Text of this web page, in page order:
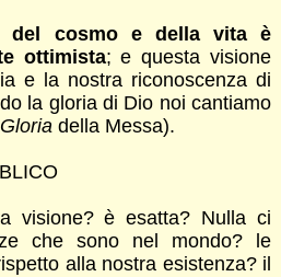
del cosmo e della vita è
ottimista; e questa visione
e la nostra riconoscenza di
la gloria di Dio noi cantiamo
Gloria della Messa).
visione? è esatta? Nulla ci
che sono nel mondo? le
alla nostra esistenza? il